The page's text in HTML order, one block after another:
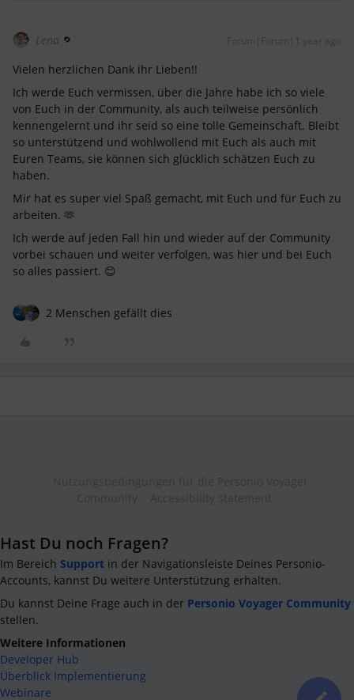
Lena Forum|Forum|1 year ago
Vielen herzlichen Dank ihr Lieben!!
Ich werde Euch vermissen, über die Jahre habe ich so viele
von Euch in der Community, als auch teilweise persönlich
kennengelernt und ihr seid so eine tolle Gemeinschaft. Bleibt
so unterstützend und wohlwollend mit Euch als auch mit
Euren Teams, sie können sich glücklich schätzen Euch zu
haben.
Mir hat es super viel Spaß gemacht, mit Euch und für Euch zu
arbeiten. 🫶
Ich werde auf jeden Fall hin und wieder auf der Community
vorbei schauen und weiter verfolgen, was hier und bei Euch
so alles passiert. 😊
2 Menschen gefällt dies
Hast Du noch Fragen?
Im Bereich Support in der Navigationsleiste Deines Personio-
Accounts, kannst Du weitere Unterstützung erhalten.
Du kannst Deine Frage auch in der Personio Voyager Community
stellen.
Weitere Informationen
Developer Hub
Überblick Implementierung
Webinare